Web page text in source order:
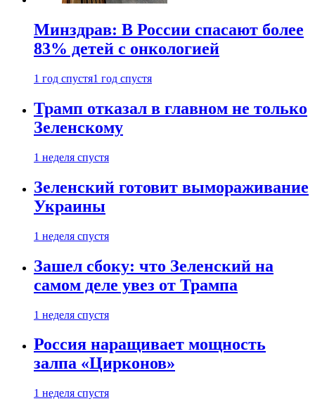
Минздрав: В России спасают более
83% детей с онкологией
1 год спустя1 год спустя
Трамп отказал в главном не только
Зеленскому
1 неделя спустя
Зеленский готовит вымораживание
Украины
1 неделя спустя
Зашел сбоку: что Зеленский на
самом деле увез от Трампа
1 неделя спустя
Россия наращивает мощность
залпа «Цирконов»
1 неделя спустя